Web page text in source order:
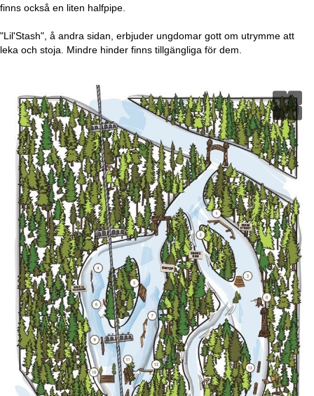
finns också en liten halfpipe.
"Lil'Stash", å andra sidan, erbjuder ungdomar gott om utrymme att
leka och stoja. Mindre hinder finns tillgängliga för dem.